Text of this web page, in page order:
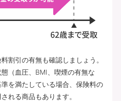
割引の有無も確認しましょう。
（血圧、BMI、喫煙の有無な
を満たしている場合、保険料の
れる商品もあります。